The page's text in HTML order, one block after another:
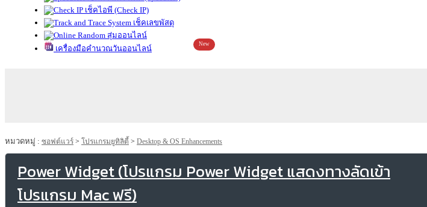
เช็คไอพี (Check IP)
เช็คเลขพัสดุ
สุ่มออนไลน์
เครื่องมือคำนวณวันออนไลน์
New
หมวดหมู่ : ซอฟต์แวร์ > โปรแกรมยูทิลิตี้ > Desktop & OS Enhancements
Power Widget (โปรแกรม Power Widget แสดงทางลัดเข้า
โปรแกรม Mac ฟรี)